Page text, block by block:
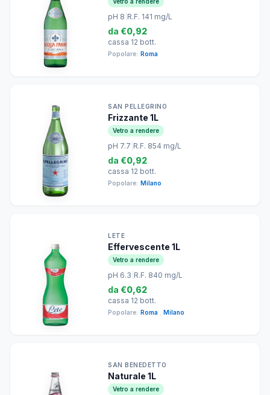
pH 8 R.F. 141 mg/L
da €0,92
cassa 12 bott.
Popolare: Roma
SAN PELLEGRINO
Frizzante 1L
Vetro a rendere
pH 7.7 R.F. 854 mg/L
da €0,92
cassa 12 bott.
Popolare: Milano
LETE
Effervescente 1L
Vetro a rendere
pH 6.3 R.F. 840 mg/L
da €0,62
cassa 12 bott.
Popolare: Roma Milano
SAN BENEDETTO
Naturale 1L
Vetro a rendere